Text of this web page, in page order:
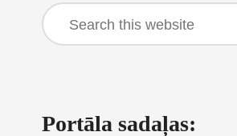
Search
this
website
Portāla sadaļas: